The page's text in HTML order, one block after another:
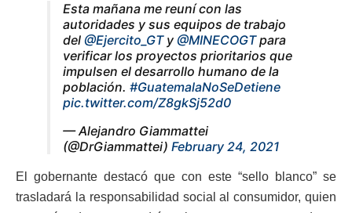
Esta mañana me reuní con las
autoridades y sus equipos de trabajo
del @Ejercito_GTy @MINECOGTpara
verificar los proyectos prioritarios que
impulsen el desarrollo humano de la
población. #GuatemalaNoSeDetiene
pic.twitter.com/Z8gkSj52d0
— Alejandro Giammattei
(@DrGiammattei) February 24, 2021
El gobernante destacó que con este “sello blanco” se
trasladará la responsabilidad social al consumidor, quien